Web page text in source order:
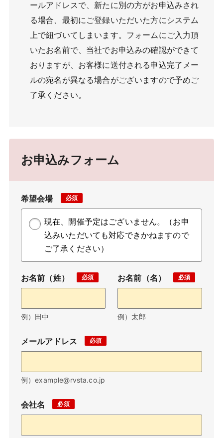
ールアドレスで、新たに別の方がお申込みされ
る場合、最初にご登録いただいた方にシステム
上で紐づいてしまいます。フォームにご入力頂
いたお名前で、当社でお申込みの確認ができて
おりますが、お客様に送付される申込完了メー
ルの宛名が異なる場合がございますので予めご
了承ください。
お申込みフォーム
希望会場
現在、開催予定はございません。（お申
込みいただいても対応できかねますので
ご了承ください）
お名前（姓）
例）田中
お名前（名）
例）太郎
メールアドレス
例）example@rvsta.co.jp
会社名